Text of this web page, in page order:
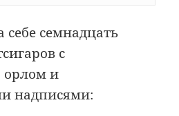
себе семнадцать
с
и
надписями: